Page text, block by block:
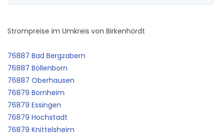
Strompreise im Umkreis von Birkenhördt
76887 Bad Bergzabern
76887 Böllenborn
76887 Oberhausen
76879 Bornheim
76879 Essingen
76879 Hochstadt
76879 Knittelsheim